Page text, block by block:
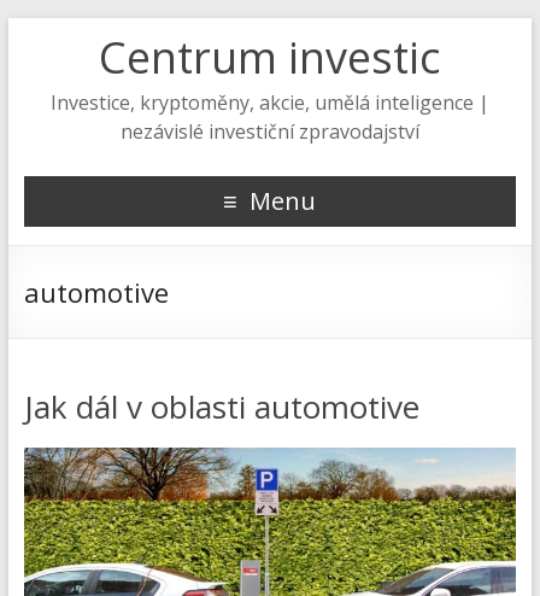
Centrum investic
Investice, kryptoměny, akcie, umělá inteligence |
nezávislé investiční zpravodajství
Menu
automotive
Jak dál v oblasti automotive